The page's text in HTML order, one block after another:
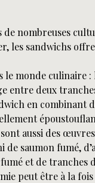
nombreuses
les sandwichs
monde culinaire :
entre deux
en combinant
aussi des
saumon fumé,
et de tranches
peut être à la fois